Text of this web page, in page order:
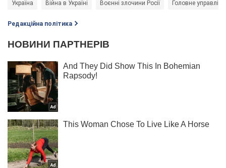
Україна Війна в Україні Воєнні злочини Росії Головне
Редакційна політика